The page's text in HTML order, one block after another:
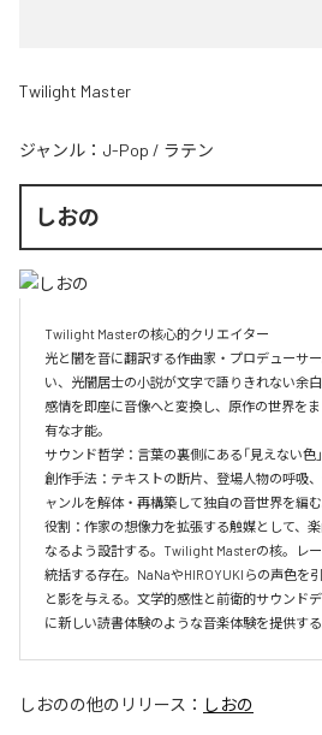
Twilight Master
ジャンル： J-Pop / ラテン
しおの
Twilight Masterの核心的クリエイター
光と闇を音に翻訳する作曲家・プロデューサ
い、光闇居士の小説が文字で語りきれない余
感情を即座に音像へと変換し、原作の世界を
有な才能。
サウンド哲学：言葉の裏側にある「見えない色
創作手法：テキストの断片、登場人物の呼吸
ャンルを解体・再構築して独自の音世界を編む
役割：作家の想像力を拡張する触媒として、
なるよう設計する。Twilight Masterの核。レ
統括する存在。NaNaやHIROYUKIらの声色を
と影を与える。文学的感性と前衛的サウンド
に新しい読書体験のような音楽体験を提供する
しおのの他のリリース： しおの